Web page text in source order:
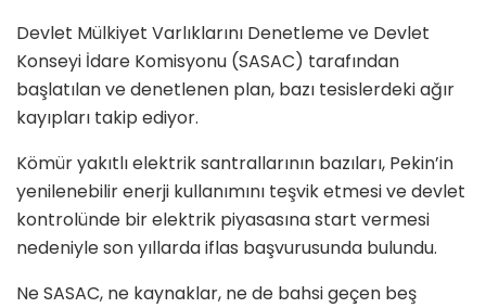
Devlet Mülkiyet Varlıklarını Denetleme ve Devlet
Konseyi İdare Komisyonu (SASAC) tarafından
başlatılan ve denetlenen plan, bazı tesislerdeki ağır
kayıpları takip ediyor.
Kömür yakıtlı elektrik santrallarının bazıları, Pekin’in
yenilenebilir enerji kullanımını teşvik etmesi ve devlet
kontrolünde bir elektrik piyasasına start vermesi
nedeniyle son yıllarda iflas başvurusunda bulundu.
Ne SASAC, ne kaynaklar, ne de bahsi geçen beş